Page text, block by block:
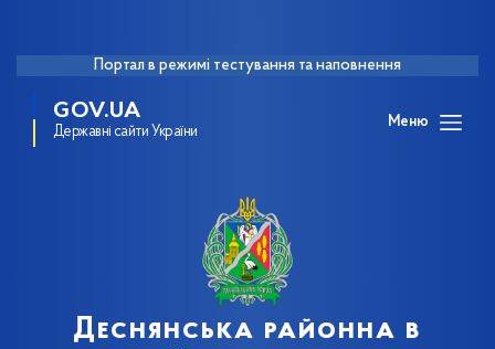
Портал в режимі тестування та наповнення
GOV.UA
Державні сайти України
Меню
Деснянська районна в